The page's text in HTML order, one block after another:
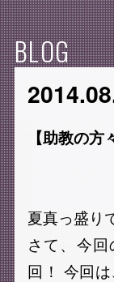
BLOG
【助教の
夏真っ盛り
さて、今
回！ 今回